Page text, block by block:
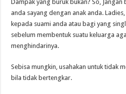
Dampak yang buruk bukan? So,
anda sayang dengan anak anda.
kepada suami anda atau bagi yang
sebelum membentuk suatu keluarga
menghindarinya.
Sebisa mungkin, usahakan untuk tidak
bila tidak bertengkar.